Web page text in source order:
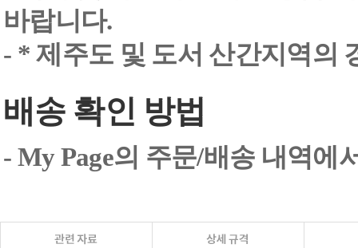
바랍니다.
- * 제주도 및 도서 산간지역의
배송 확인 방법
- My Page의 주문/배송 내역에